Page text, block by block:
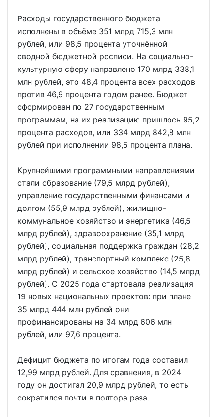
Расходы государственного бюджета
исполнены в объёме 351 млрд 715,3 млн
рублей, или 98,5 процента уточнённой
сводной бюджетной росписи. На социально-
культурную сферу направлено 170 млрд 338,1
млн рублей, это 48,4 процента всех расходов
против 46,9 процента годом ранее. Бюджет
сформирован по 27 государственным
программам, на их реализацию пришлось 95,2
процента расходов, или 334 млрд 842,8 млн
рублей при исполнении 98,5 процента плана.
Крупнейшими программными направлениями
стали образование (79,5 млрд рублей),
управление государственными финансами и
долгом (55,9 млрд рублей), жилищно-
коммунальное хозяйство и энергетика (46,5
млрд рублей), здравоохранение (35,1 млрд
рублей), социальная поддержка граждан (28,2
млрд рублей), транспортный комплекс (25,8
млрд рублей) и сельское хозяйство (14,5 млрд
рублей). С 2025 года стартовала реализация
19 новых национальных проектов: при плане
35 млрд 444 млн рублей они
профинансированы на 34 млрд 606 млн
рублей, или 97,6 процента.
Дефицит бюджета по итогам года составил
12,99 млрд рублей. Для сравнения, в 2024
году он достигал 20,9 млрд рублей, то есть
сократился почти в полтора раза.